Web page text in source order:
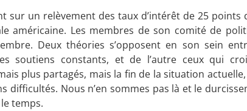
sur un relèvement des taux d’intérêt de 25 points
américaine. Les membres de son comité de
Deux théories s’opposent en son sein
soutiens constants, et de l’autre ceux qui
plus partagés, mais la fin de la situation
difficultés. Nous n’en sommes pas là et le
temps.